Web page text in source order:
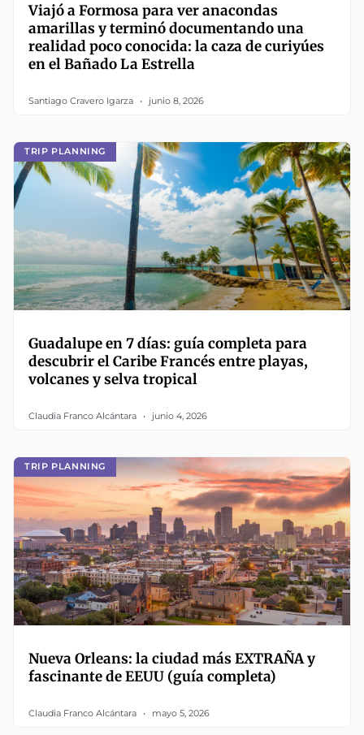
Viajó a Formosa para ver anacondas
amarillas y terminó documentando una
realidad poco conocida: la caza de curiyúes
en el Bañado La Estrella
Santiago Cravero Igarza junio 8, 2026
TRIP PLANNING
Guadalupe en 7 días: guía completa para
descubrir el Caribe Francés entre playas,
volcanes y selva tropical
Claudia Franco Alcántara junio 4, 2026
TRIP PLANNING
Nueva Orleans: la ciudad más EXTRAÑA y
fascinante de EEUU (guía completa)
Claudia Franco Alcántara mayo 5, 2026